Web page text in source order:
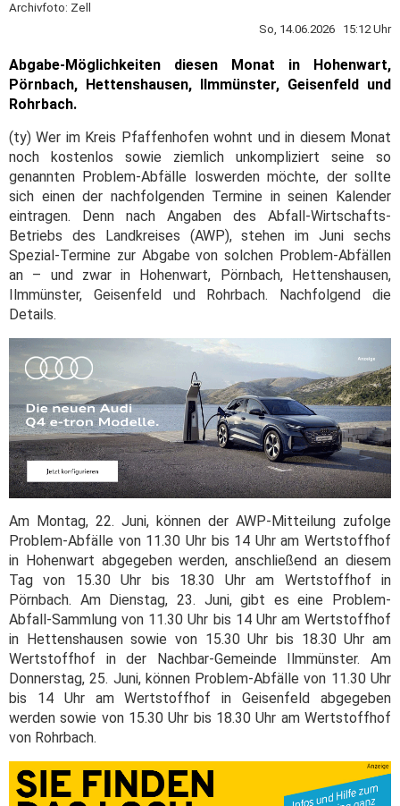
Archivfoto: Zell
So, 14.06.2026 15:12 Uhr
Abgabe-Möglichkeiten diesen Monat in Hohenwart,
Pörnbach, Hettenshausen, Ilmmünster, Geisenfeld und
Rohrbach.
(ty) Wer im Kreis Pfaffenhofen wohnt und in diesem Monat
noch kostenlos sowie ziemlich unkompliziert seine so
genannten Problem-Abfälle loswerden möchte, der sollte
sich einen der nachfolgenden Termine in seinen Kalender
eintragen. Denn nach Angaben des Abfall-Wirtschafts-
Betriebs des Landkreises (AWP), stehen im Juni sechs
Spezial-Termine zur Abgabe von solchen Problem-Abfällen
an – und zwar in Hohenwart, Pörnbach, Hettenshausen,
Ilmmünster, Geisenfeld und Rohrbach. Nachfolgend die
Details.
Am Montag, 22. Juni, können der AWP-Mitteilung zufolge
Problem-Abfälle von 11.30 Uhr bis 14 Uhr am Wertstoffhof
in Hohenwart abgegeben werden, anschließend an diesem
Tag von 15.30 Uhr bis 18.30 Uhr am Wertstoffhof in
Pörnbach. Am Dienstag, 23. Juni, gibt es eine Problem-
Abfall-Sammlung von 11.30 Uhr bis 14 Uhr am Wertstoffhof
in Hettenshausen sowie von 15.30 Uhr bis 18.30 Uhr am
Wertstoffhof in der Nachbar-Gemeinde Ilmmünster. Am
Donnerstag, 25. Juni, können Problem-Abfälle von 11.30 Uhr
bis 14 Uhr am Wertstoffhof in Geisenfeld abgegeben
werden sowie von 15.30 Uhr bis 18.30 Uhr am Wertstoffhof
von Rohrbach.